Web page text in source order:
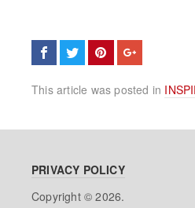
This article was posted in
PRIVACY POLICY
Copyright © 2026.